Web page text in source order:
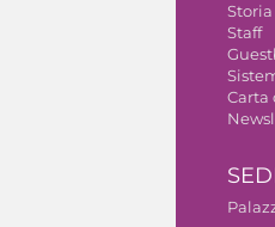
Staff
Carta